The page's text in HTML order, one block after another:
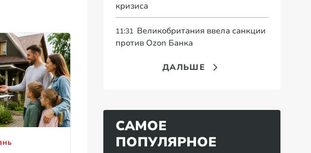
кризиса
11:31 Великобритания ввела санкции
против Ozon Банка
ДАЛЬШЕ
САМОЕ
ПОПУЛЯРНОЕ